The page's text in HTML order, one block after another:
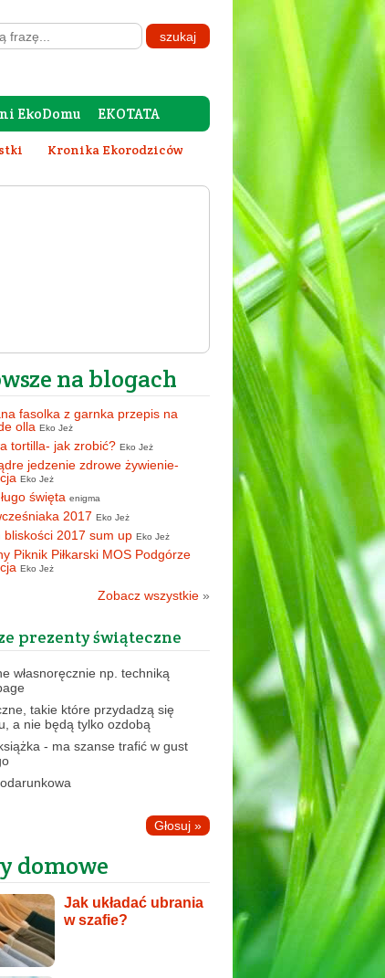
EkoDomu EKOTATA
Kronika Ekorodziców
na blogach
fasolka z garnka przepis na
olla Eko Jeż
tortilla- jak zrobić? Eko Jeż
jedzenie zdrowe żywienie-
Eko Jeż
święta enigma
2017 Eko Jeż
bliskości 2017 sum up Eko Jeż
Piknik Piłkarski MOS Podgórze
Eko Jeż
Zobacz wszystkie »
prezenty świąteczne
własnoręcznie np. techniką
takie które przydadzą się
a nie będą tylko ozdobą
- ma szanse trafić w gust
domowe
Jak układać ubrania
w szafie?